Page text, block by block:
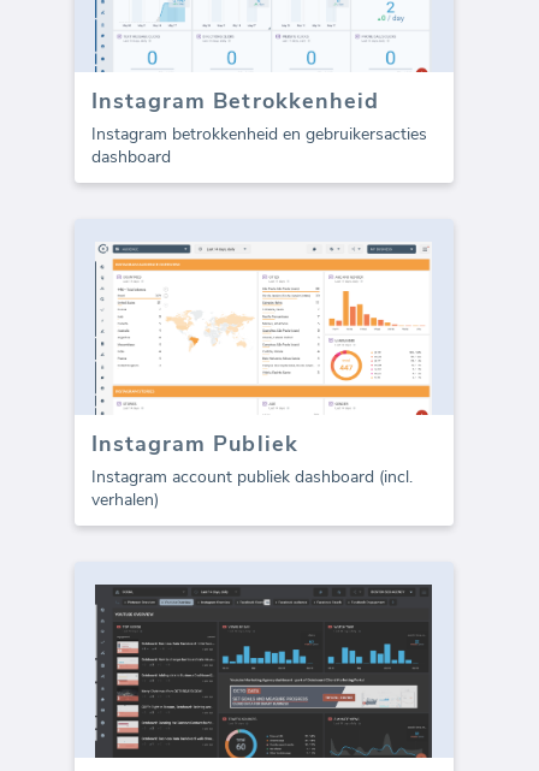
Instagram Betrokkenheid
Instagram betrokkenheid en gebruikersacties
dashboard
Instagram Publiek
Instagram account publiek dashboard (incl.
verhalen)